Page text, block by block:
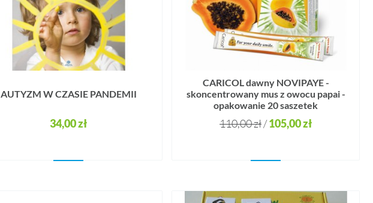
AUTYZM W CZASIE PANDEMII
34,00 zł
CARICOL dawny NOVIPAYE -
skoncentrowany mus z owocu papai -
opakowanie 20 saszetek
110,00 zł 105,00 zł